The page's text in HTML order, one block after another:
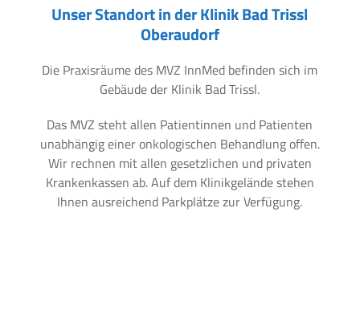
Unser Standort in der Klinik Bad Trissl
Oberaudorf
Die Praxisräume des MVZ InnMed befinden sich im
Gebäude der Klinik Bad Trissl.
Das MVZ steht allen Patientinnen und Patienten
unabhängig einer onkologischen Behandlung offen.
Wir rechnen mit allen gesetzlichen und privaten
Krankenkassen ab. Auf dem Klinikgelände stehen
Ihnen ausreichend Parkplätze zur Verfügung.